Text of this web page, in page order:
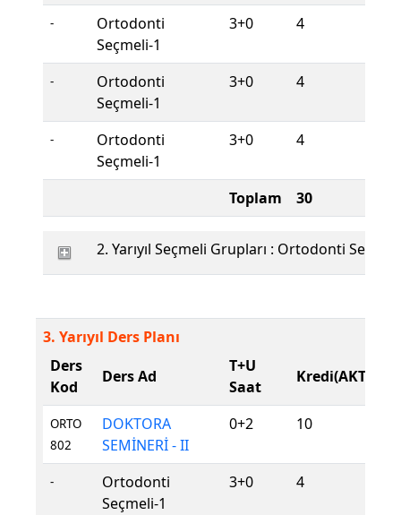
-
Ortodonti
Seçmeli-1
3+0 4
-
Ortodonti
Seçmeli-1
3+0 4
-
Ortodonti
Seçmeli-1
3+0 4
Toplam 30
2. Yarıyıl Seçmeli Grupları : Ortodonti
3. Yarıyıl Ders Planı
Ders
Kod
Ders Ad
T+U
Saat
Kredi(AKTS)
ORTO
802
DOKTORA
SEMİNERİ - II
0+2 10
-
Ortodonti
Seçmeli-1
3+0 4